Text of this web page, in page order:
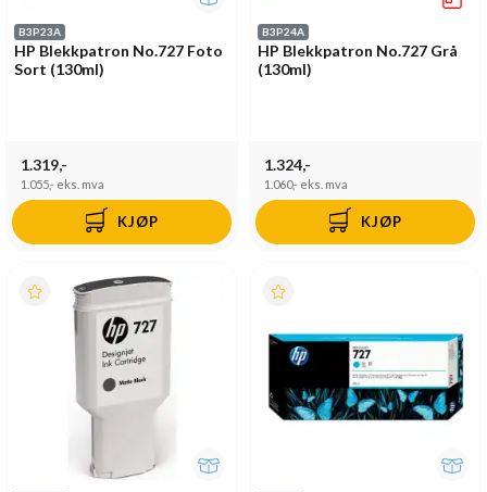
B3P23A
HP Blekkpatron No.727 Foto
Sort (130ml)
1.319,-
1.055,- eks. mva
KJØP
B3P24A
HP Blekkpatron No.727 Grå
(130ml)
1.324,-
1.060,- eks. mva
KJØP